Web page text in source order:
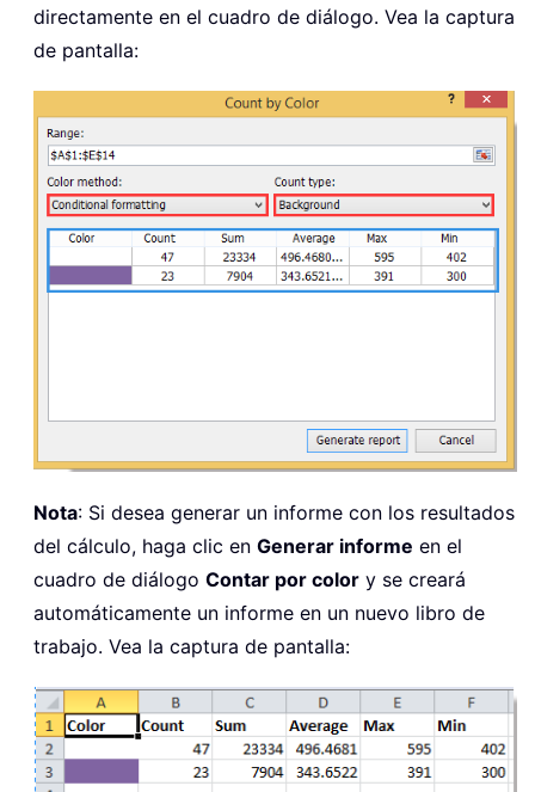
directamente en el cuadro de diálogo. Vea la captura
de pantalla:
Nota: Si desea generar un informe con los resultados
del cálculo, haga clic en Generar informe en el
cuadro de diálogo Contar por color y se creará
automáticamente un informe en un nuevo libro de
trabajo. Vea la captura de pantalla: